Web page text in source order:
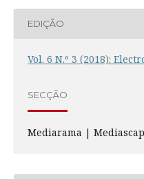
EDIÇÃO
Vol. 6 N.º 3 (2018):
SECÇÃO
Mediarama |